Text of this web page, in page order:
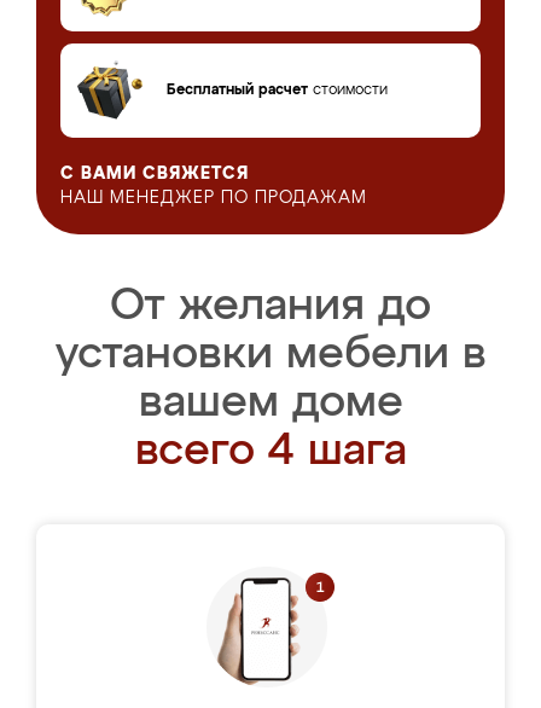
Бесплатный расчет стоимости
С ВАМИ СВЯЖЕТСЯ
НАШ МЕНЕДЖЕР
ПО ПРОДАЖАМ
От желания до
установки мебели в
вашем доме
всего 4 шага